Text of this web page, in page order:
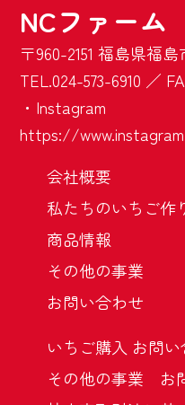
NCファーム
〒960-2151 福島県福
TEL.024-573-6910 ／
・Instagram
https://
会社概要
私たちのいちご作
商品情報
その他の事業
お問い合わせ
いちご購入 お問
その他の事業 お